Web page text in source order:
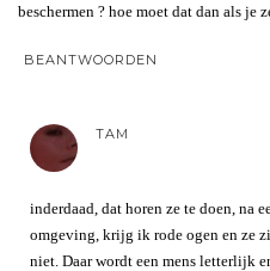
beschermen ? hoe moet dat dan als je
BEANTWOORDEN
TAM
inderdaad, dat horen ze te doen, na
omgeving, krijg ik rode ogen en ze
niet. Daar wordt een mens letterlijk